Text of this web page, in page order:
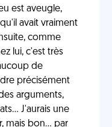
est aveugle,
avait vraiment
comme
lui, c'est très
de
précisément
arguments,
J'aurais une
mais bon... par